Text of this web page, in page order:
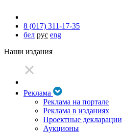
8 (017) 311-17-35
бел рус eng
Наши издания
Реклама
Реклама на портале
Реклама в изданиях
Проектные декларации
Аукционы